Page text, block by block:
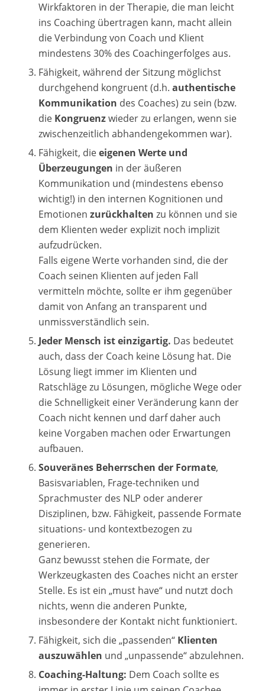
Wirkfaktoren in der Therapie, die man leicht
ins Coaching übertragen kann, macht allein
die Verbindung von Coach und Klient
mindestens 30% des Coachingerfolges aus.
Fähigkeit, während der Sitzung möglichst
durchgehend kongruent (d.h. authentische
Kommunikation des Coaches) zu sein (bzw.
die Kongruenzwieder zu erlangen, wenn sie
zwischenzeitlich abhandengekommen war).
Fähigkeit, dieeigenen Werte und
Überzeugungen in der äußeren
Kommunikation und (mindestens ebenso
wichtig!) in den internen Kognitionen und
Emotionen zurückhalten zu können und sie
dem Klienten weder explizit noch implizit
aufzudrücken.
Falls eigene Werte vorhanden sind, die der
Coach seinen Klienten auf jeden Fall
vermitteln möchte, sollte er ihm gegenüber
damit von Anfang an transparent und
unmissverständlich sein.
Jeder Mensch ist einzigartig. Das bedeutet
auch, dass der Coach keine Lösung hat. Die
Lösung liegt immer im Klienten und
Ratschläge zu Lösungen, mögliche Wege oder
die Schnelligkeit einer Veränderung kann der
Coach nicht kennen und darf daher auch
keine Vorgaben machen oder Erwartungen
aufbauen.
Souveränes Beherrschen der Formate,
Basisvariablen, Frage-techniken und
Sprachmuster des NLP oder anderer
Disziplinen, bzw. Fähigkeit, passende Formate
situations- und kontextbezogen zu
generieren.
Ganz bewusst stehen die Formate, der
Werkzeugkasten des Coaches nicht an erster
Stelle. Es ist ein „must have“ und nutzt doch
nichts, wenn die anderen Punkte,
insbesondere der Kontakt nicht funktioniert.
Fähigkeit, sich die „passenden“ Klienten
auszuwählen und „unpassende“ abzulehnen.
Coaching-Haltung: Dem Coach sollte es